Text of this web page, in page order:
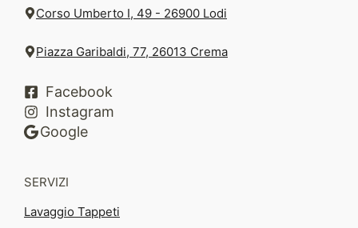
Corso Umberto I, 49 - 26900 Lodi
Piazza Garibaldi, 77, 26013 Crema
Facebook
Instagram
Google
SERVIZI
Lavaggio Tappeti